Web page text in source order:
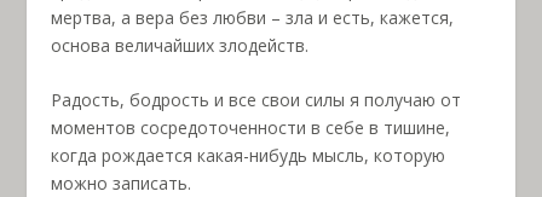
мертва, а вера без любви – зла и есть, кажется,
основа величайших злодейств.
Радость, бодрость и все свои силы я получаю от
моментов сосредоточенности в себе в тишине,
когда рождается какая-нибудь мысль, которую
можно записать.